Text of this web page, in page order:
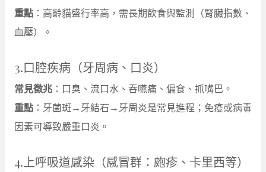
重點 ：高齡貓盛行率高，需長期飲食與監測（腎臟指數、
血壓）。
3.口腔疾病（牙周病、口炎）
常見徵兆 ：口臭、流口水、吞嚥痛、偏食、抓嘴巴。
重點 ：牙菌斑→牙結石→牙周炎是常見進程；免疫或病毒
因素可導致嚴重口炎。
4.上呼吸道感染（感冒群：皰疹、卡里西等）